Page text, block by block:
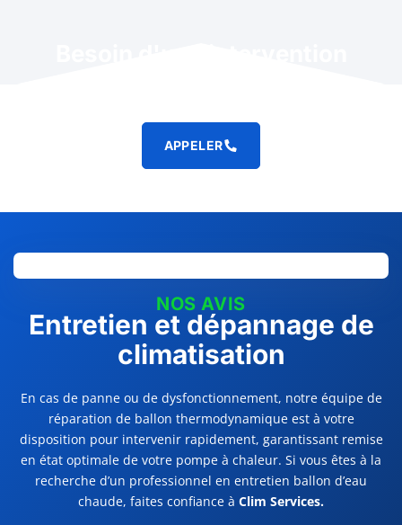
APPELER
NOS AVIS
Entretien et dépannage de
climatisation
En cas de panne ou de dysfonctionnement, notre équipe de
réparation de ballon thermodynamique est à votre
disposition pour intervenir rapidement, garantissant remise
en état optimale de votre pompe à chaleur. Si vous êtes à la
recherche d’un professionnel en entretien ballon d’eau
chaude, faites confiance à Clim Services.